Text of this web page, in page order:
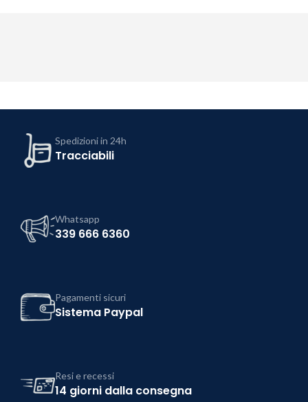
Spedizioni in 24h
Tracciabili
Whatsapp
339 666 6360
Pagamenti sicuri
Sistema Paypal
Resi e recessi
14 giorni dalla consegna